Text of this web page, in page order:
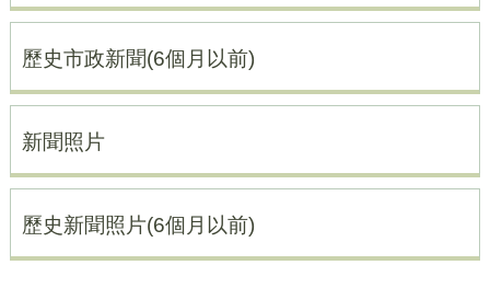
歷史市政新聞(6個月以前)
新聞照片
歷史新聞照片(6個月以前)